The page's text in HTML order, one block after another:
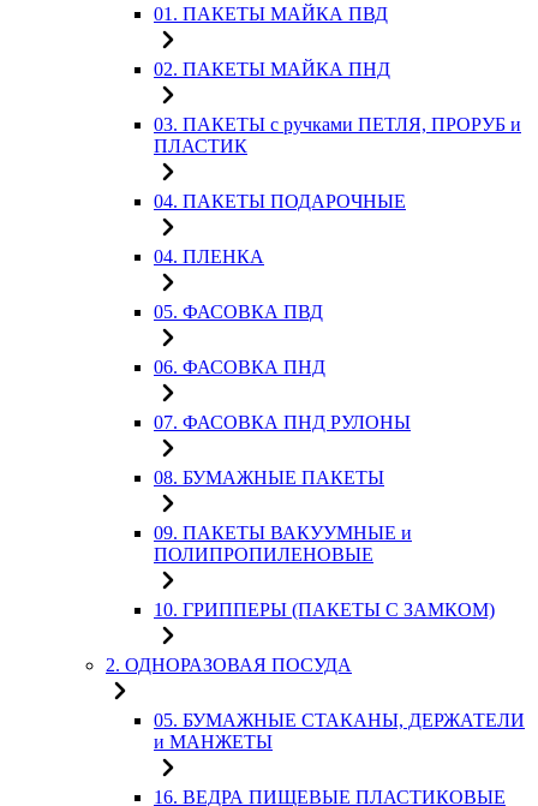
01. ПАКЕТЫ МАЙКА ПВД
02. ПАКЕТЫ МАЙКА ПНД
03. ПАКЕТЫ с ручками ПЕТЛЯ, ПРОРУБ и
ПЛАСТИК
04. ПАКЕТЫ ПОДАРОЧНЫЕ
04. ПЛЕНКА
05. ФАСОВКА ПВД
06. ФАСОВКА ПНД
07. ФАСОВКА ПНД РУЛОНЫ
08. БУМАЖНЫЕ ПАКЕТЫ
09. ПАКЕТЫ ВАКУУМНЫЕ и
ПОЛИПРОПИЛЕНОВЫЕ
10. ГРИППЕРЫ (ПАКЕТЫ С ЗАМКОМ)
2. ОДНОРАЗОВАЯ ПОСУДА
05. БУМАЖНЫЕ СТАКАНЫ, ДЕРЖАТЕЛИ
и МАНЖЕТЫ
16. ВЕДРА ПИЩЕВЫЕ ПЛАСТИКОВЫЕ